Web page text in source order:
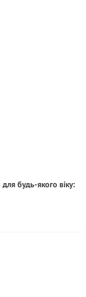
будь-якого віку: